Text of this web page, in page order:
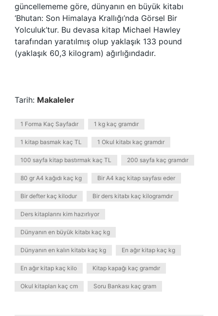
güncellememe göre, dünyanın en büyük kitabı
‘Bhutan: Son Himalaya Krallığı’nda Görsel Bir
Yolculuk’tur. Bu devasa kitap Michael Hawley
tarafından yaratılmış olup yaklaşık 133 pound
(yaklaşık 60,3 kilogram) ağırlığındadır.
Tarih: Makaleler
1 Forma Kaç Sayfadır 1 kg kaç gramdır
1 kitap basmak kaç TL 1 Okul kitabı kaç gramdır
100 sayfa kitap bastırmak kaç TL 200 sayfa kaç gramdır
80 gr A4 kağıdı kaç kg Bir A4 kaç kitap sayfası eder
Bir defter kaç kilodur Bir ders kitabı kaç kilogramdır
Ders kitaplarını kim hazırlıyor
Dünyanın en büyük kitabı kaç kg
Dünyanın en kalın kitabı kaç kg En ağır kitap kaç kg
En ağır kitap kaç kilo Kitap kapağı kaç gramdır
Okul kitapları kaç cm Soru Bankası kaç gram